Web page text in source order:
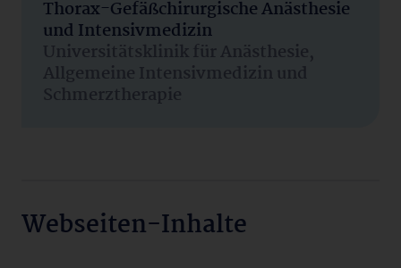
Thorax-Gefäßchirurgische Anästhesie
und Intensivmedizin
Universitätsklinik für Anästhesie,
Allgemeine Intensivmedizin und
Schmerztherapie
Webseiten-Inhalte